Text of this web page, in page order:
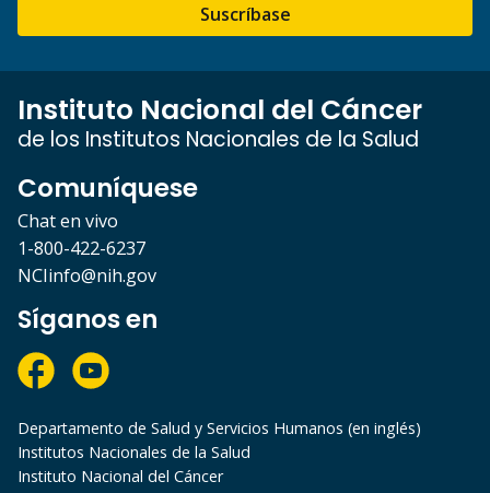
Suscríbase
Instituto Nacional del Cáncer
de los Institutos Nacionales de la Salud
Comuníquese
Chat en vivo
1-800-422-6237
NCIinfo@nih.gov
Síganos en
Departamento de Salud y Servicios Humanos (en inglés)
Institutos Nacionales de la Salud
Instituto Nacional del Cáncer